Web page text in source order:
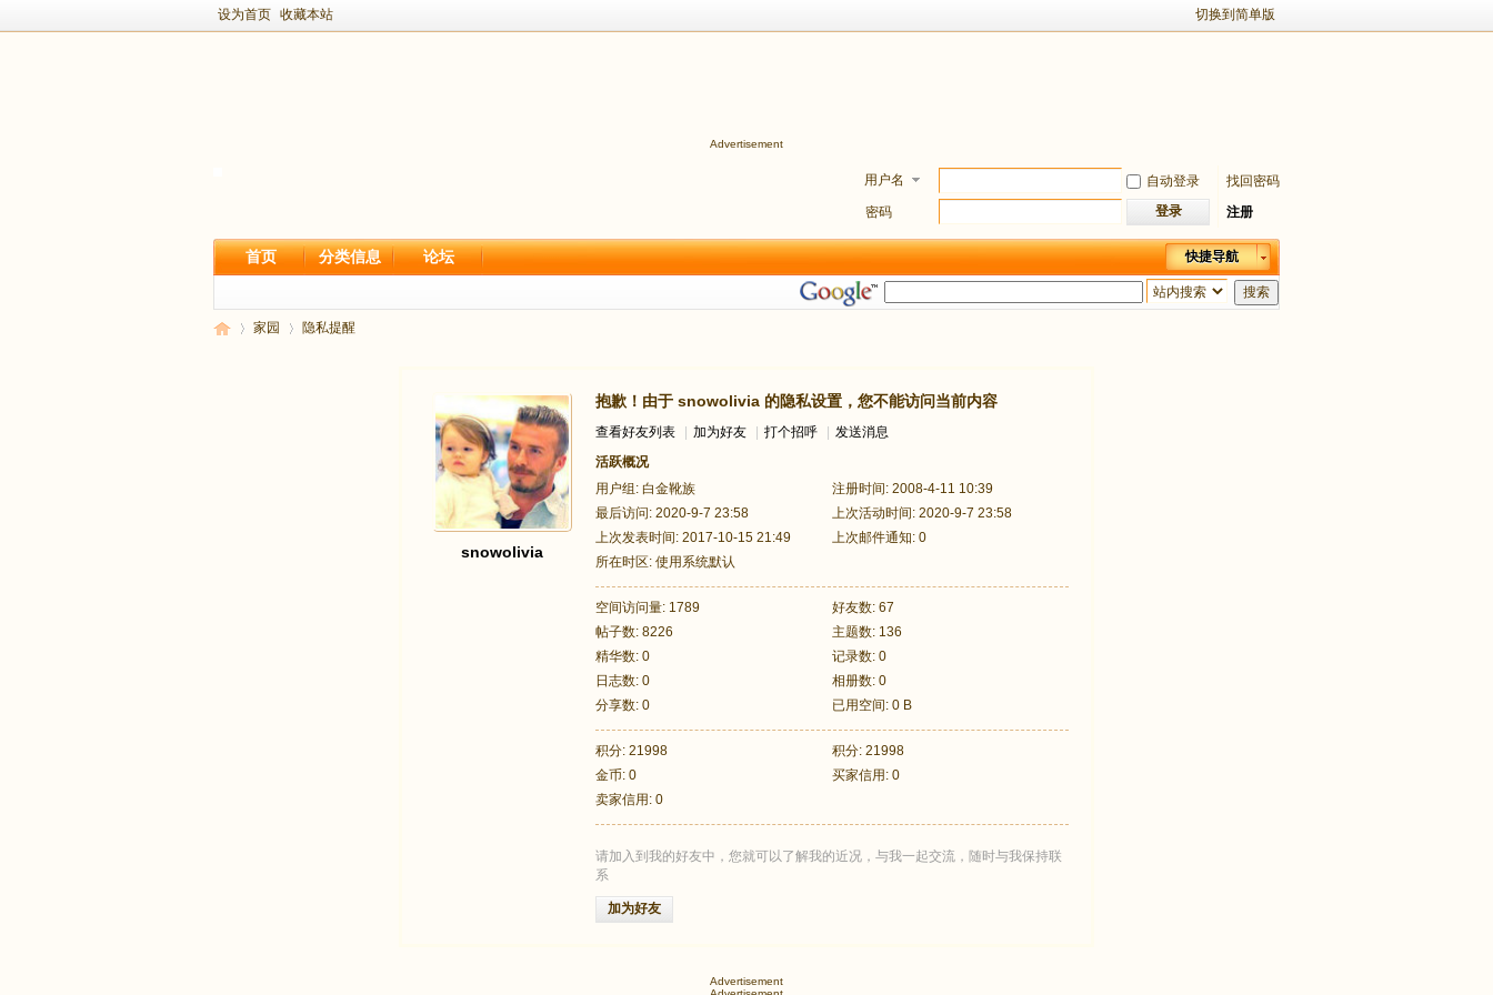
设为首页 收藏本站 切换到简单版
Advertisement
用户名 自动登录
找回密码
密码
登录 注册
快捷导航
首页 分类信息 论坛
搜索
家园 隐私提醒
snowolivia
抱歉！由于 snowolivia 的隐私设置，您不能访问当前内容
查看好友列表 加为好友 打个招呼
发送消息
活跃概况
用户组: 白金靴族
注册时间: 2008-4-11 10:39
最后访问: 2020-9-7 23:58
上次活动时间: 2020-9-7 23:58
上次发表时间: 2017-10-15 21:49
上次邮件通知: 0
所在时区: 使用系统默认
空间访问量: 1789
好友数: 67
帖子数: 8226
主题数: 136
精华数: 0
记录数: 0
日志数: 0
相册数: 0
分享数: 0
已用空间: 0 B
积分: 21998
积分: 21998
金币: 0
买家信用: 0
卖家信用: 0
请加入到我的好友中，您就可以了解我的近况，与我一起交流，随时与我保持联
系
加为好友
Advertisement